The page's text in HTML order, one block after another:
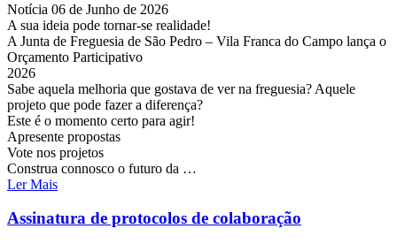
Notícia 06 de Junho de 2026
A sua ideia pode tornar-se realidade!
A Junta de Freguesia de São Pedro – Vila Franca do Campo lança o
Orçamento Participativo
2026
Sabe aquela melhoria que gostava de ver na freguesia? Aquele
projeto que pode fazer a diferença?
Este é o momento certo para agir!
Apresente propostas
Vote nos projetos
Construa connosco o futuro da …
Ler Mais
Assinatura de protocolos de colaboração